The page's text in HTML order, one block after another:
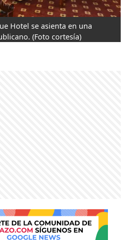
Hotel se asienta en una
(Foto cortesía)